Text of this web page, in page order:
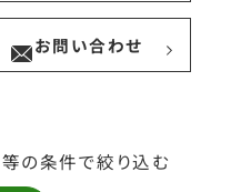
お問い合わせ
等の条件で絞り込む